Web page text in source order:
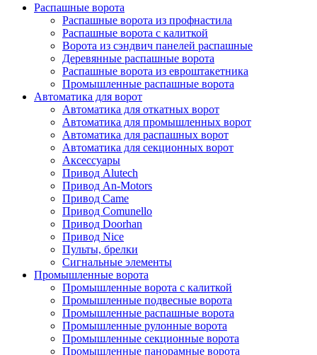
Распашные ворота
Распашные ворота из профнастила
Распашные ворота с калиткой
Ворота из сэндвич панелей распашные
Деревянные распашные ворота
Распашные ворота из евроштакетника
Промышленные распашные ворота
Автоматика для ворот
Автоматика для откатных ворот
Автоматика для промышленных ворот
Автоматика для распашных ворот
Автоматика для секционных ворот
Аксессуары
Привод Alutech
Привод An-Motors
Привод Came
Привод Comunello
Привод Doorhan
Привод Nice
Пульты, брелки
Сигнальные элементы
Промышленные ворота
Промышленные ворота с калиткой
Промышленные подвесные ворота
Промышленные распашные ворота
Промышленные рулонные ворота
Промышленные секционные ворота
Промышленные панорамные ворота